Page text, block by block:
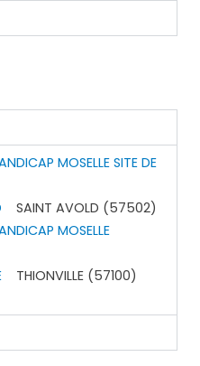
MOSELLE SITE DE
SAINT AVOLD (57502)
MOSELLE
THIONVILLE (57100)